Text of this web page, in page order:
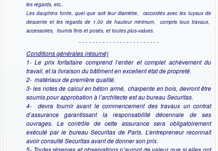
les regards, etc..
Les dauphins fonte, quel que soit leur diamètre, raccordés avec les tuyaux de
descente et les regards de 1.00 de hauteur minimum, compris tous travaux,
accessoires, fournis finis et posés, et toutes plus-values.
- - - - - - - - - - - - - - - - - - - - - - - -
Conditions générales (résumé)
1- Le prix forfaitaire comprend l’entier et complet achèvement du
travail, et la livraison du bâtiment en excellent état de propreté.
2- matériaux de première qualité.
3- les notes de calcul en béton armé, charpente en bois, devront être
soumis pour approbation à l’architecte est au bureau Securitas.
4- devra fournir avant le commencement des travaux un contrat
d’assurance garantissant la responsabilité décennale de ses
ouvrages. Le contrôle de cette assurance sera obligatoirement
exécuté par le bureau Securitas de Paris. L’entrepreneur reconnaît
avoir consulté Securitas avant de donner son prix.
5- Toutes réserves et observations n’auront de valeur que si elles ont